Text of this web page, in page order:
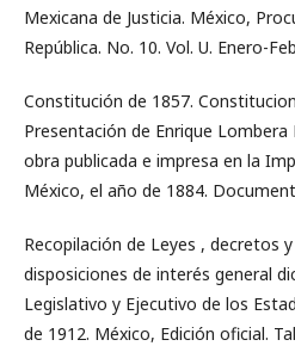
Mexicana de Justicia. México,
República. No. 10. Vol. U. Enero-
Constitución de 1857.
Presentación de Enrique Lombera
obra publicada e impresa en la
México, el año de 1884.
Recopilación de Leyes , decretos
disposiciones de interés general
Legislativo y Ejecutivo de los
de 1912. México, Edición oficial.